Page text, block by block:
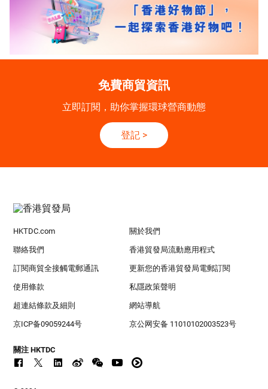
免費商貿資訊
立即訂閱，助你掌握環球營商動態
登記 >
HKTDC.com 關於我們
聯絡我們 香港貿發局流動應用程式
訂閱商貿全接觸電郵通訊 更新您的香港貿發局電郵訂閱
使用條款 私隱政策聲明
超連結條款及細則 網站導航
京ICP备09059244号 京公网安备 11010102003523号
關注 HKTDC